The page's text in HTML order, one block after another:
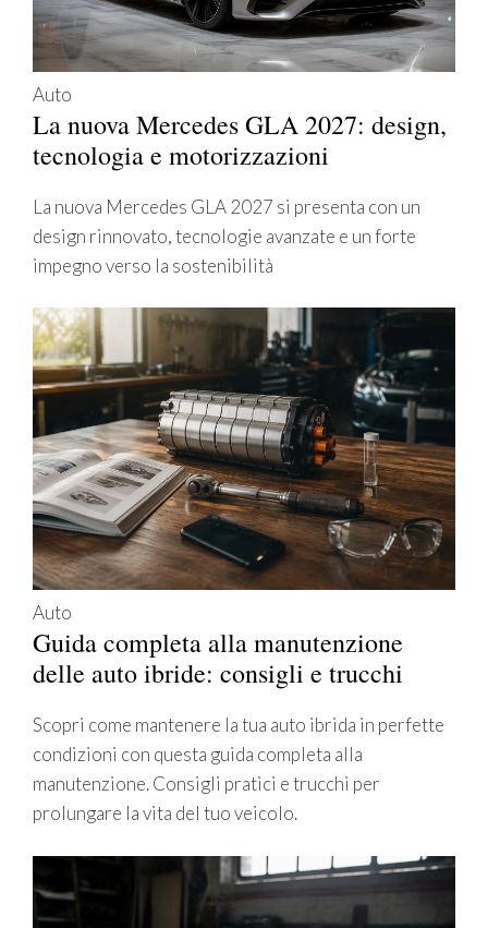
Auto
La nuova Mercedes GLA 2027: design,
tecnologia e motorizzazioni
La nuova Mercedes GLA 2027 si presenta con un
design rinnovato, tecnologie avanzate e un forte
impegno verso la sostenibilità
Auto
Guida completa alla manutenzione
delle auto ibride: consigli e trucchi
Scopri come mantenere la tua auto ibrida in perfette
condizioni con questa guida completa alla
manutenzione. Consigli pratici e trucchi per
prolungare la vita del tuo veicolo.